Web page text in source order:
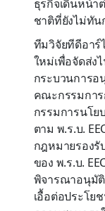
ธุรกิจเดินหน้า
ชาติที่ยังไม่ทั
ทีมวิจัยทีดีอาร์
ใหม่เพื่อจัดส่ง
กระบวนการ
คณะกรรมกา
กรรมการนโ
ตาม พ.ร.บ.
กฎหมายรองรั
ของ พ.ร.บ.
พิจารณาอนุมั
เอื้อต่อประโย